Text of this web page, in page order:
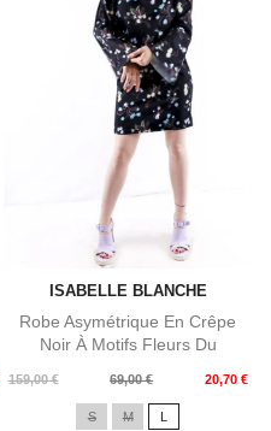
ISABELLE BLANCHE
Robe Asymétrique En Crêpe
Noir À Motifs Fleurs Du
159,00 €
Prix
69,00 € 20,70 €
Prix
S M L